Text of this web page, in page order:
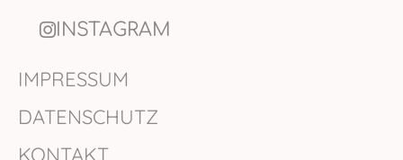
INSTAGRAM
IMPRESSUM
DATENSCHUTZ
KONTAKT